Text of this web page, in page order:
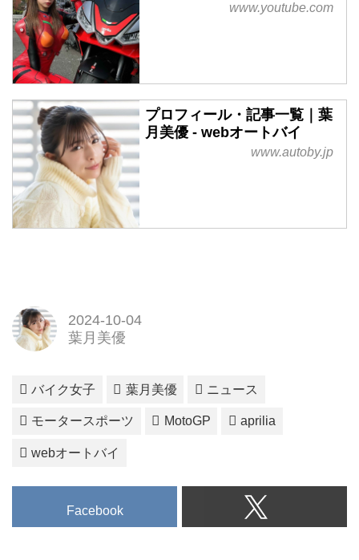
www.youtube.com
プロフィール・記事一覧｜葉
月美優 - webオートバイ
www.autoby.jp
2024-10-04
葉月美優
バイク女子 葉月美優 ニュース
モータースポーツ MotoGP aprilia
webオートバイ
Facebook